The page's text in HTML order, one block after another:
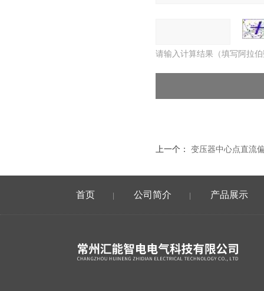
请输入计算结果（填写阿拉
上一个： 变压器中心点直流
首页 | 公司简介 | 产品展示